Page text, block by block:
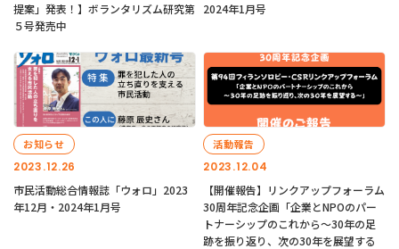
提案」発表！】ボランタリズム研究第
５号発売中
2024年1月号
2023.12.26
お知らせ
市民活動総合情報誌「ウォロ」2023
年12月・2024年1月号
2023.12.04
活動報告
【開催報告】リンクアップフォーラム
30周年記念企画「企業とNPOのパー
トナーシップのこれから～30年の足
跡を振り返り、次の30年を展望する